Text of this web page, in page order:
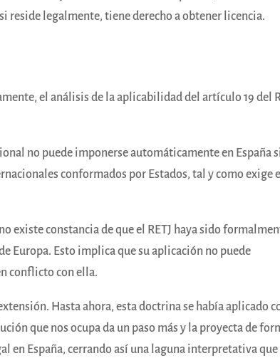
legalmente, tiene derecho a obtener licencia.
el análisis de la aplicabilidad del artículo 19 del
no puede imponerse automáticamente en España
conformados por Estados, tal y como exige el
existe constancia de que el RETJ haya sido
Europa. Esto implica que su aplicación no puede
conflicto con ella.
Hasta ahora, esta doctrina se había aplicado
que nos ocupa da un paso más y la proyecta de
en España, cerrando así una laguna interpretativa que